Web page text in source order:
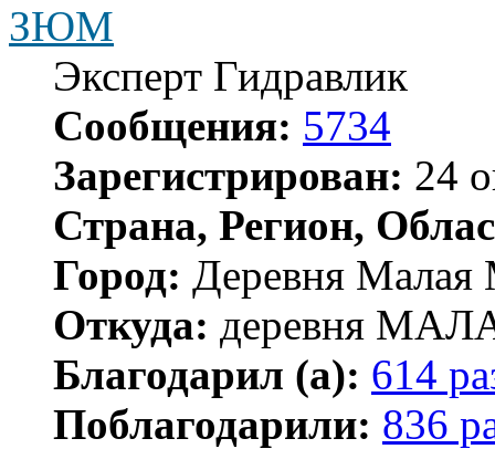
ЗЮМ
Эксперт Гидравлик
Сообщения: 5734
Зарегистрирован: 24
Страна, Регион,
Город: Деревня Малая
Откуда: деревня
Благодарил (а): 614
Поблагодарили: 836